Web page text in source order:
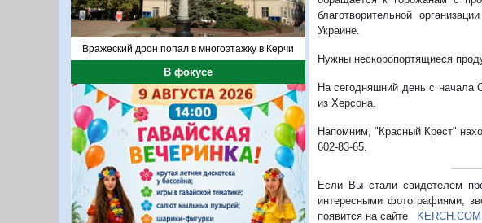
Вражеский дрон попал в многоэтажку в Керчи
В фокусе
благотворительной
Украине.
Нужны нескоропортящиеся
На сегодняшний день с начала
из Херсона.
Напомним, "Красный Крест"
602-83-65.
Если Вы стали свидетелем
интересными фотографиями,
появится на сайте